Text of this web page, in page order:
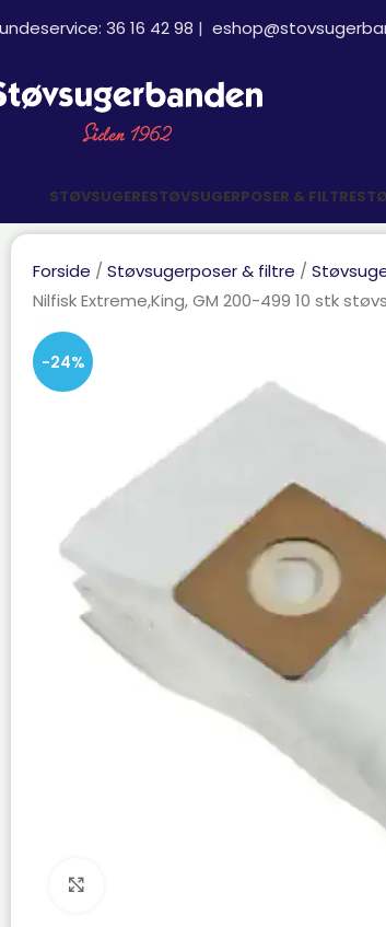
36 16 42 98 |
STØVSUGERESTØVSUGERPOSER & FILTRE
Forside Støvsugerposer & filtre
Nilfisk Extreme,King, GM 200-499 10 stk
-24%